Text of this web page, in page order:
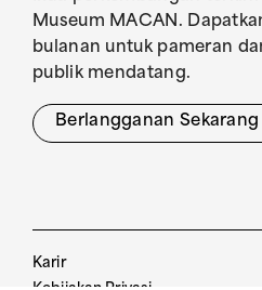
Museum MACAN.
bulanan untuk pameran
publik mendatang.
Berlangganan Sekarang
Karir